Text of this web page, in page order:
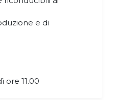
e di
ore 11.00